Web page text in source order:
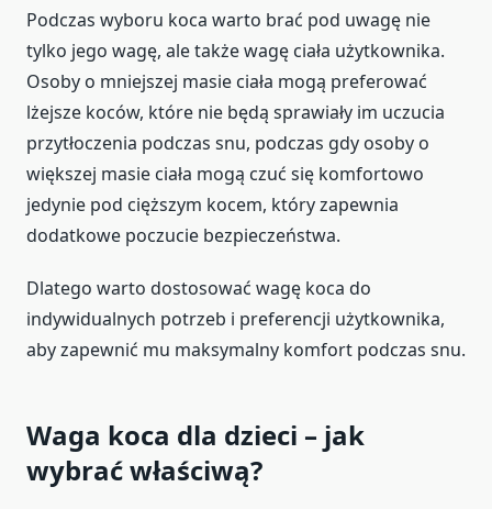
Podczas wyboru koca warto brać pod uwagę nie
tylko jego wagę, ale także wagę ciała użytkownika.
Osoby o mniejszej masie ciała mogą preferować
lżejsze koców, które nie będą sprawiały im uczucia
przytłoczenia podczas snu, podczas gdy osoby o
większej masie ciała mogą czuć się komfortowo
jedynie pod cięższym kocem, który zapewnia
dodatkowe poczucie bezpieczeństwa.
Dlatego warto dostosować wagę koca do
indywidualnych potrzeb i preferencji użytkownika,
aby zapewnić mu maksymalny komfort podczas snu.
Waga koca dla dzieci – jak
wybrać właściwą?